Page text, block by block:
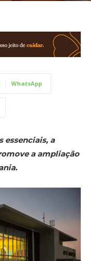
WhatsApp
essenciais, a
a ampliação